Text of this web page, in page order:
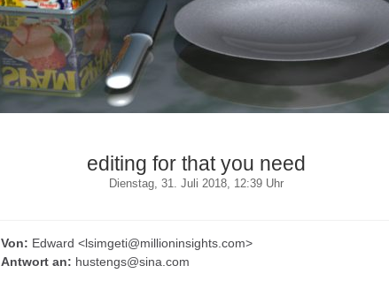
editing for that you need
Dienstag, 31. Juli 2018, 12:39 Uhr
Von: Edward <lsimgeti@millioninsights.com>
Antwort an: hustengs@sina.com